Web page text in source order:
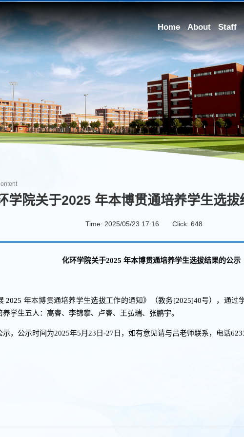
Home About Staff
学院关于2025 年本博贯通培养学生选拔
Time: 2025/05/23 17:16 Click: 648
化环学院关于2025 年本博贯通培养学生选拔结果的公示
2025 年本博贯通培养学生选拔工作的通知》（教务[2025]40号），通过
学生五人：高睿、李锦攀、卢睿、王弘瑞、张鹏宇。
，公示时间为2025年5月23日-27日，如有意见请与吕老师联系，电话